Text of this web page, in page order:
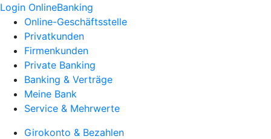
Login OnlineBanking
Online-Geschäftsstelle
Privatkunden
Firmenkunden
Private Banking
Banking & Verträge
Meine Bank
Service & Mehrwerte
Girokonto & Bezahlen